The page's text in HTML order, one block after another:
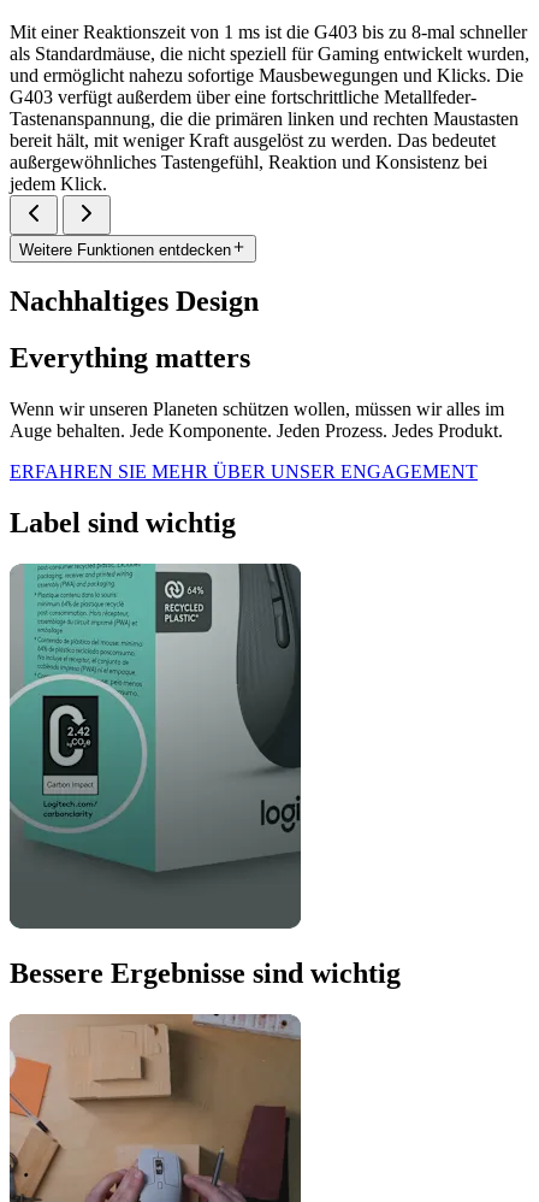
Mit einer Reaktionszeit von 1 ms ist die G403 bis zu 8-mal schneller
als Standardmäuse, die nicht speziell für Gaming entwickelt wurden,
und ermöglicht nahezu sofortige Mausbewegungen und Klicks. Die
G403 verfügt außerdem über eine fortschrittliche Metallfeder-
Tastenanspannung, die die primären linken und rechten Maustasten
bereit hält, mit weniger Kraft ausgelöst zu werden. Das bedeutet
außergewöhnliches Tastengefühl, Reaktion und Konsistenz bei
jedem Klick.
Weitere Funktionen entdecken
Nachhaltiges Design
Everything matters
Wenn wir unseren Planeten schützen wollen, müssen wir alles im
Auge behalten. Jede Komponente. Jeden Prozess. Jedes Produkt.
ERFAHREN SIE MEHR ÜBER UNSER ENGAGEMENT
Label sind wichtig
Bessere Ergebnisse sind wichtig